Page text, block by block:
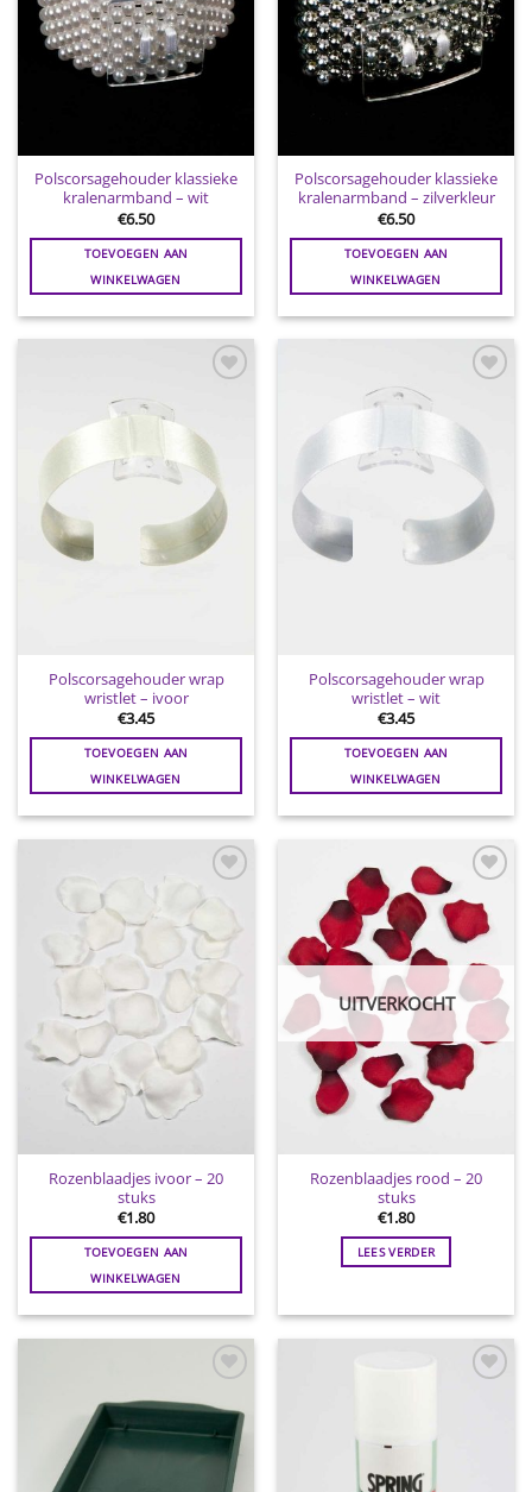
Polscorsagehouder klassieke
kralenarmband – wit
€6.50
TOEVOEGEN AAN
WINKELWAGEN
Polscorsagehouder klassieke
kralenarmband – zilverkleur
€6.50
TOEVOEGEN AAN
WINKELWAGEN
Polscorsagehouder wrap
wristlet – ivoor
€3.45
TOEVOEGEN AAN
WINKELWAGEN
wenslijst
Polscorsagehouder wrap
wristlet – wit
€3.45
TOEVOEGEN AAN
WINKELWAGEN
aan
wenslijst
Rozenblaadjes ivoor – 20
stuks
€1.80
TOEVOEGEN AAN
WINKELWAGEN
Toevoegen
aan
wenslijst
UITVERKOCHT
Rozenblaadjes rood – 20
stuks
€1.80
LEES VERDER
aan
wenslijst